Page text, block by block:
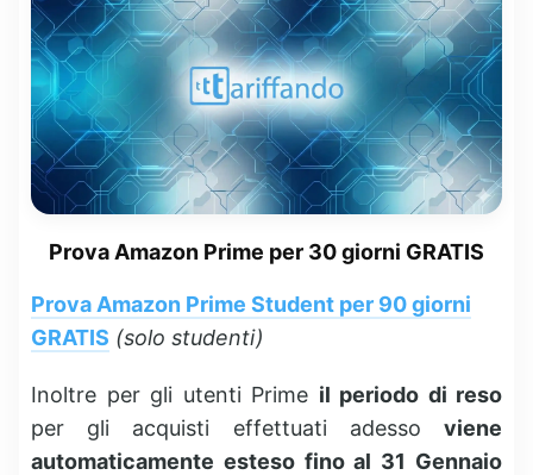
Prova Amazon Prime per 30 giorni GRATIS
Prova Amazon Prime Student per 90 giorni
GRATIS (solo studenti)
Inoltre per gli utenti Prime il periodo di reso
per gli acquisti effettuati adesso viene
automaticamente esteso fino al 31 Gennaio